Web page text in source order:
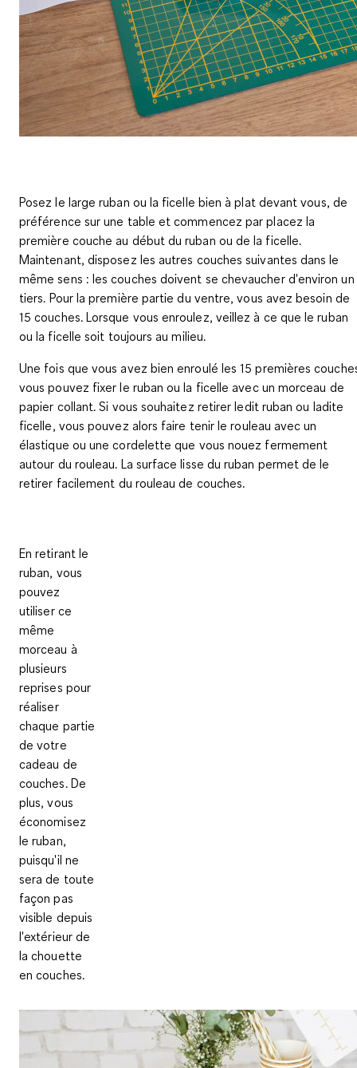
Posez le large ruban ou la ficelle bien à plat devant vous, de
préférence sur une table et commencez par placez la
première couche au début du ruban ou de la ficelle.
Maintenant, disposez les autres couches suivantes dans le
même sens : les couches doivent se chevaucher d'environ un
tiers. Pour la première partie du ventre, vous avez besoin de
15 couches. Lorsque vous enroulez, veillez à ce que le ruban
ou la ficelle soit toujours au milieu.
Une fois que vous avez bien enroulé les 15 premières
vous pouvez fixer le ruban ou la ficelle avec un morceau de
papier collant. Si vous souhaitez retirer ledit ruban ou ladite
ficelle, vous pouvez alors faire tenir le rouleau avec un
élastique ou une cordelette que vous nouez fermement
autour du rouleau. La surface lisse du ruban permet de le
retirer facilement du rouleau de couches.
En retirant le
ruban, vous
pouvez
utiliser ce
même
morceau à
plusieurs
reprises pour
réaliser
chaque partie
de votre
cadeau de
couches. De
plus, vous
économisez
le ruban,
puisqu'il ne
sera de toute
façon pas
visible depuis
l'extérieur de
la chouette
en couches.